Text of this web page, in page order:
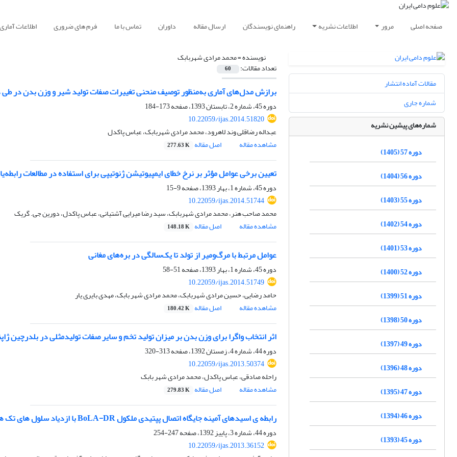
صفحه اصلی مرور اطلاعات نشریه راهنمای نویسندگان ارسال مقاله داوران تماس با ما فرم های ضروری اطلاعات
نویسنده =محمد مرادی شهربابک
تعداد مقالات: 60
برازش مدل‌های آماری به‌منظور توصیف منحنی تغییرات صفات تولید شیر و وزن بدن در
دوره 45، شماره 2، تابستان 1393، صفحه
173-184
10.22059/ijas.2014.51820
عبداله رضاقلی وند لاهرود، محمد مرادی شهربابک، عباس پاکدل
مشاهده مقاله
اصل مقاله 277.63 K
تعیین برخی عوامل مؤثر بر نرخ خطای ایمپیوتیشن ژنوتیپی برای استفاده در مطالعات
دوره 45، شماره 1، بهار 1393، صفحه
9-15
10.22059/ijas.2014.51744
محمد صاحب هنر، محمد مرادی شهربابک، سید رضا میرایی آشتیانی، عباس پاکدل، دورین جی. گریک
مشاهده مقاله
اصل مقاله 148.18 K
عوامل مرتبط با مرگ‌ومیر از تولد تا یک‌سالگی در بره‌های مغانی
دوره 45، شماره 1، بهار 1393، صفحه
51-58
10.22059/ijas.2014.51749
حامد رضایی، حسین مرادی شهربابک، محمد مرادی شهر بابک، مهدی بایری یار
مشاهده مقاله
اصل مقاله 180.42 K
اثر انتخاب واگرا برای وزن بدن بر میزان تولید تخم و سایر صفات تولیدمثلی در بلدرچین
دوره 44، شماره 4، زمستان 1392، صفحه
313-320
10.22059/ijas.2013.50374
راحله صادقی، عباس پاکدل، محمد مرادی شهر بابک
مشاهده مقاله
اصل مقاله 279.83 K
رابطه ی اسیدهای آمینه جایگاه اتصال پپتیدی ملکول BoLA-DR با ازدیاد سلول های تک هسته ای خون محیطی در پاسخ به استافیلوکوکوسآرئوس
دوره 44، شماره 3، پاییز 1392، صفحه
247-254
10.22059/ijas.2013.36152
مقالات آماده انتشار
شماره جاری
شماره‌های پیشین نشریه
دوره 57 (1405)
دوره 56 (1404)
دوره 55 (1403)
دوره 54 (1402)
دوره 53 (1401)
دوره 52 (1400)
دوره 51 (1399)
دوره 50 (1398)
دوره 49 (1397)
دوره 48 (1396)
دوره 47 (1395)
دوره 46 (1394)
دوره 45 (1393)